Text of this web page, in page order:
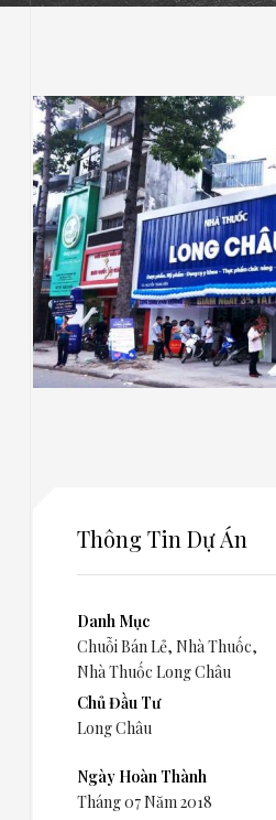
Thông Tin Dự Án
Danh Mục
Chuỗi Bán Lẻ, Nhà Thuốc,
Nhà Thuốc Long Châu
Chủ Đầu Tư
Long Châu
Ngày Hoàn Thành
Tháng 07 Năm 2018